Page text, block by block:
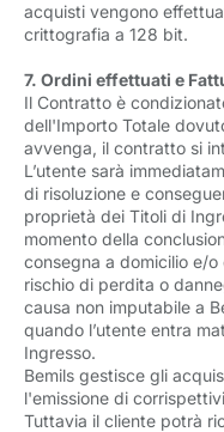
acquisti vengono
crittografia a 128 bit.
7. Ordini effettuati e
Il Contratto è
dell'Importo Totale
avvenga, il contratto si
L’utente sarà
di risoluzione e
proprietà dei Titoli di
momento della
consegna a domicilio e/o
rischio di perdita o
causa non imputabile a
quando l’utente entra
Ingresso.
Bemils gestisce gli
l'emissione di
Tuttavia il cliente potrà